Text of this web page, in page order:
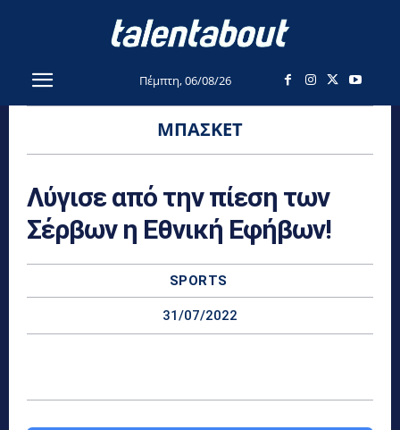
Πέμπτη, 06/08/26
ΜΠΆΣΚΕΤ
Λύγισε από την πίεση των
Σέρβων η Εθνική Εφήβων!
SPORTS
31/07/2022